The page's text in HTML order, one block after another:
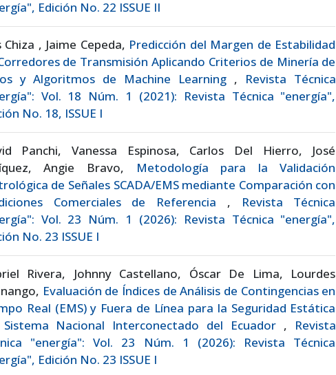
Edición No. 22 ISSUE II
Chiza , Jaime Cepeda, Predicción del Margen de Estabilidad
de Transmisión Aplicando Criterios de Minería de
y Algoritmos de Machine Learning ,
Revista Técnica
Vol. 18 Núm. 1 (2021): Revista Técnica "energía",
No. 18, ISSUE I
Panchi, Vanessa Espinosa, Carlos Del Hierro, José
Angie Bravo,
Metodología para la Validación
de Señales SCADA/EMS mediante Comparación con
Comerciales de Referencia , Revista Técnica
Vol. 23 Núm. 1 (2026): Revista Técnica "energía",
No. 23 ISSUE I
Rivera, Johnny Castellano, Óscar De Lima, Lourdes
Evaluación de Índices de Análisis de Contingencias en
Real (EMS) y Fuera de Línea para la Seguridad Estática
Nacional Interconectado del Ecuador ,
Revista
"energía": Vol. 23 Núm. 1 (2026): Revista Técnica
Edición No. 23 ISSUE I